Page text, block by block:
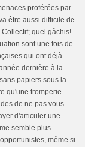
proférées par
être aussi difficile de
quel gâchis!
sont une fois de
qui ont déjà
dernière à la
papiers sous la
qu'une tromperie
de ne pas vous
d'articuler une
semble plus
même si